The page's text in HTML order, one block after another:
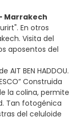
Marrakech
En otros
Visita del
aposentos del
BEN HADDOU.
Construida
la colina, permite
Tan fotogénica
del celuloide